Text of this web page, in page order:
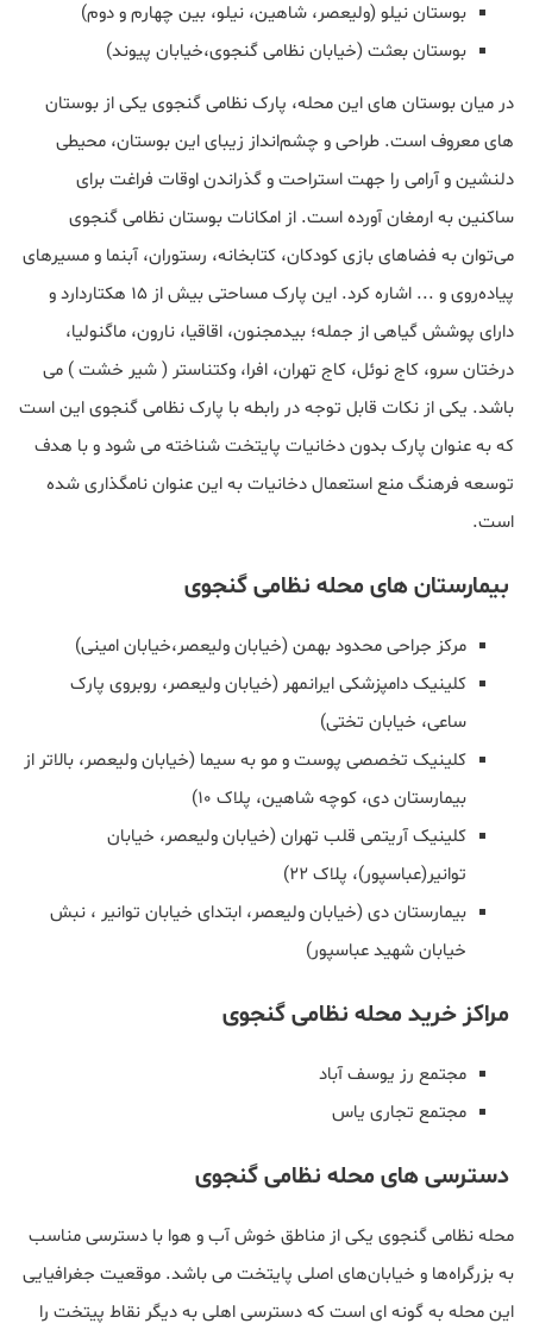
بوستان نیلو (ولیعصر، شاهین، نیلو، بین چهارم و دوم)
بوستان بعثت (خیابان نظامی گنجوی،خیابان پیوند)
در میان بوستان های این محله، پارک نظامی گنجوی یکی از بوستان
های معروف است. طراحی و چشم‌انداز زیبای این بوستان، محیطی
دلنشین و آرامی را جهت استراحت و گذراندن اوقات فراغت برای
ساکنین به ارمغان آورده است. از امکانات بوستان نظامی گنجوی
می‌توان به فضاهای بازی کودکان، کتابخانه، رستوران، آبنما و مسیرهای
پیاده‌روی و ... اشاره کرد. این پارک مساحتی بيش از ۱۵ هکتاردارد و
دارای پوشش گیاهی از جمله؛ بیدمجنون، اقاقیا، نارون، ماگنولیا،
درختان سرو، کاج نوئل، کاج تهران، افرا، وکتناستر ( شیر خشت ) می
باشد. یکی از نکات قابل توجه در رابطه با پارک نظامی گنجوی این است
که به عنوان پارک‌ بدون دخانیات پایتخت شناخته می شود و با هدف
توسعه فرهنگ منع استعمال دخانیات به این عنوان نامگذاری شده
است.
بیمارستان های محله نظامی گنجوی
مرکز جراحی محدود بهمن (خیابان ولیعصر،خیابان امینی)
کلینیک دامپزشکی ایرانمهر (خیابان ولیعصر، روبروی پارک
ساعی، خیابان تختی)
کلینیک تخصصی پوست و مو به سیما (خیابان ولیعصر، بالاتر از
بیمارستان دی، کوچه شاهین، پلاک ۱۰)
کلینیک آریتمی قلب تهران (خیابان ولیعصر، خیابان
توانیر(عباسپور)، پلاک 22)
بیمارستان دی (خیابان ولیعصر، ابتدای خیابان توانیر ، نبش
خیابان شهید عباسپور)
مراکز خرید محله نظامی گنجوی
مجتمع رز یوسف آباد
مجتمع تجاری یاس
دسترسی های محله نظامی گنجوی
محله نظامی گنجوی یکی از مناطق خوش آب و هوا با دسترسی مناسب
به بزرگراه‌ها و خیابان‌های اصلی پایتخت می باشد. موقعیت جغرافیایی
این محله به گونه ای است که دسترسی اهلی به دیگر نقاط پیتخت را